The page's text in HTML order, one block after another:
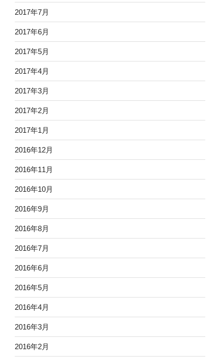
2017年7月
2017年6月
2017年5月
2017年4月
2017年3月
2017年2月
2017年1月
2016年12月
2016年11月
2016年10月
2016年9月
2016年8月
2016年7月
2016年6月
2016年5月
2016年4月
2016年3月
2016年2月